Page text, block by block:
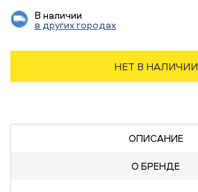
В наличии
в других городах
НЕТ В НАЛИЧИИ
ОПИСАНИЕ
О БРЕНДЕ